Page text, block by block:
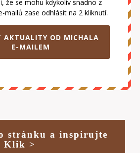
že se mohu kdykoliv snadno z
mailů zase odhlásit na 2 kliknutí.
AKTUALITY OD MICHALA
E-MAILEM
stránku a inspirujte
Klik >